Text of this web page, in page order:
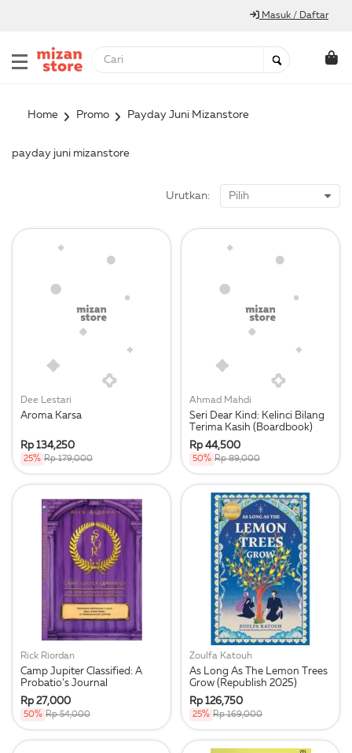
Masuk / Daftar
Home Promo Payday Juni Mizanstore
payday juni mizanstore
Urutkan:
Dee Lestari
Aroma Karsa
Rp 134,250
25% Rp 179,000
Ahmad Mahdi
Seri Dear Kind: Kelinci Bilang
Terima Kasih (Boardbook)
Rp 44,500
50% Rp 89,000
Rick Riordan
Camp Jupiter Classified: A
Probatio’s Journal
Rp 27,000
50% Rp 54,000
Zoulfa Katouh
As Long As The Lemon Trees
Grow (Republish 2025)
Rp 126,750
25% Rp 169,000